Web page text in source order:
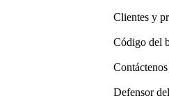
Clientes y
Código del
Contáctenos
Defensor